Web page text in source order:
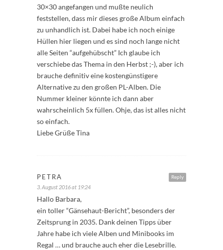
30×30 angefangen und mußte neulich
feststellen, dass mir dieses große Album einfach
zu unhandlich ist. Dabei habe ich noch einige
Hüllen hier liegen und es sind noch lange nicht
alle Seiten “aufgehübscht” Ich glaube ich
verschiebe das Thema in den Herbst ;-), aber ich
brauche definitiv eine kostengünstigere
Alternative zu den großen PL-Alben. Die
Nummer kleiner könnte ich dann aber
wahrscheinlich 5x füllen. Ohje, das ist alles nicht
so einfach.
Liebe Grüße Tina
Reply
PETRA
3. August 2016 at 19:24
Hallo Barbara,
ein toller “Gänsehaut-Bericht”, besonders der
Zeitsprung in 2035. Dank deinen Tipps über
Jahre habe ich viele Alben und Minibooks im
Regal … und brauche auch eher die Lesebrille.